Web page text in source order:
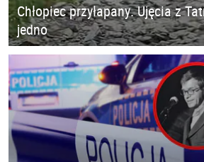
Chłopiec przyłapany. Ujęcia z
jedno